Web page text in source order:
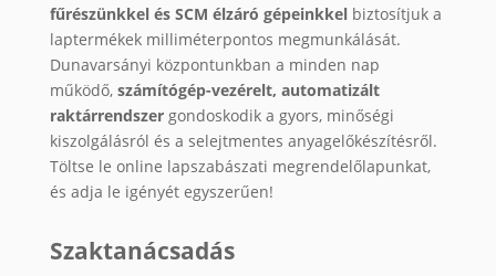
fűrészünkkel és SCM élzáró gépeinkkel biztosítjuk a
laptermékek milliméterpontos megmunkálását.
Dunavarsányi központunkban a minden nap
működő, számítógép-vezérelt, automatizált
raktárrendszer gondoskodik a gyors, minőségi
kiszolgálásról és a selejtmentes anyagelőkészítésről.
Töltse le online lapszabászati megrendelőlapunkat,
és adja le igényét egyszerűen!
Szaktanácsadás